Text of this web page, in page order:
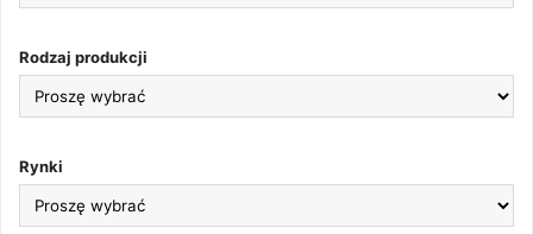
Rodzaj produkcji
Rynki